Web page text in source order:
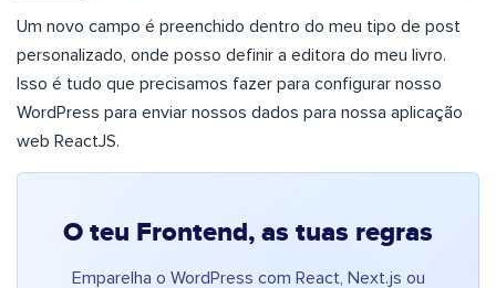
Um novo campo é preenchido dentro do meu tipo de post
personalizado, onde posso definir a editora do meu livro.
Isso é tudo que precisamos fazer para configurar nosso
WordPress para enviar nossos dados para nossa aplicação
web ReactJS.
O teu Frontend, as tuas regras
Emparelha o WordPress com React, Next.js ou